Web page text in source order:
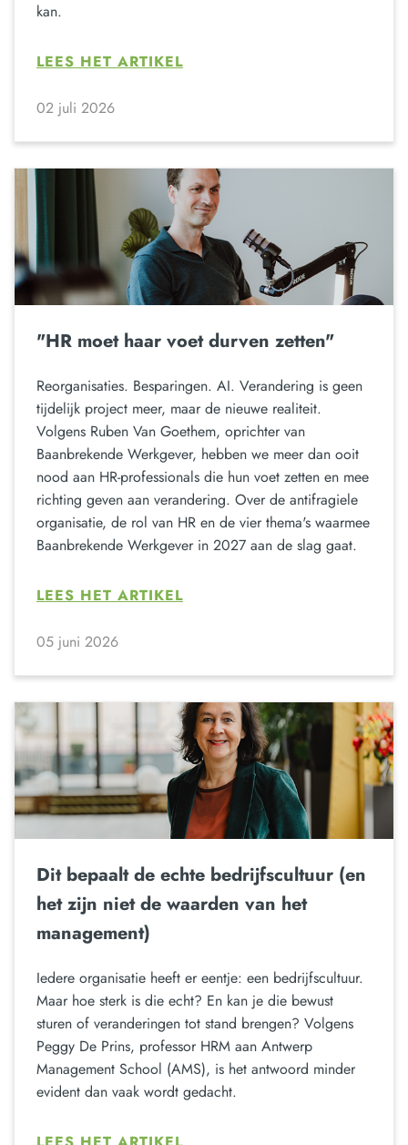
kan.
LEES HET ARTIKEL
02 juli 2026
"HR moet haar voet durven zetten"
Reorganisaties. Besparingen. AI. Verandering is geen
tijdelijk project meer, maar de nieuwe realiteit.
Volgens Ruben Van Goethem, oprichter van
Baanbrekende Werkgever, hebben we meer dan ooit
nood aan HR-professionals die hun voet zetten en mee
richting geven aan verandering. Over de antifragiele
organisatie, de rol van HR en de vier thema's waarmee
Baanbrekende Werkgever in 2027 aan de slag gaat.
LEES HET ARTIKEL
05 juni 2026
Dit bepaalt de echte bedrijfscultuur (en
het zijn niet de waarden van het
management)
Iedere organisatie heeft er eentje: een bedrijfscultuur.
Maar hoe sterk is die echt? En kan je die bewust
sturen of veranderingen tot stand brengen? Volgens
Peggy De Prins, professor HRM aan Antwerp
Management School (AMS), is het antwoord minder
evident dan vaak wordt gedacht.